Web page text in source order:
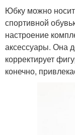
Юбку можно
спортивной
настроение
аксессуары. Она
корректирует
конечно,